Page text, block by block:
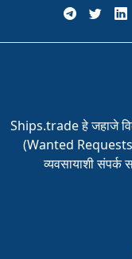
Ships.trade हे जहाजे
(Wanted
व्यवसायाशी संपर्क